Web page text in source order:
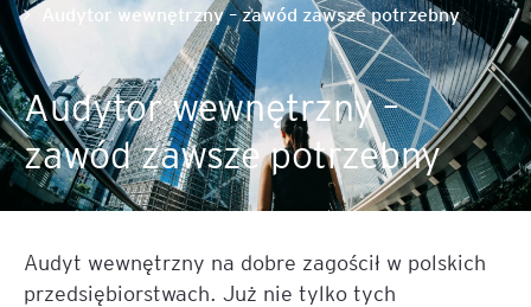
Audytor wewnętrzny – zawód zawsze potrzebny
Audytor wewnętrzny –
zawód zawsze potrzebny
Audyt wewnętrzny na dobre zagościł w polskich
przedsiębiorstwach. Już nie tylko tych